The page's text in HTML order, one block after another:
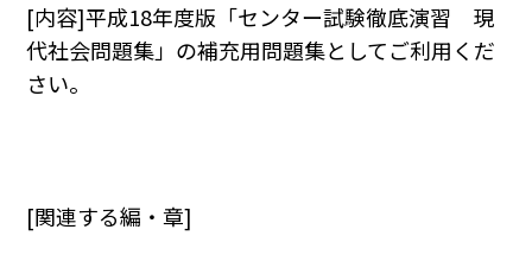
[内容]平成18年度版「センター試験徹底演習 現
代社会問題集」の補充用問題集としてご利用くだ
さい。
[関連する編・章]